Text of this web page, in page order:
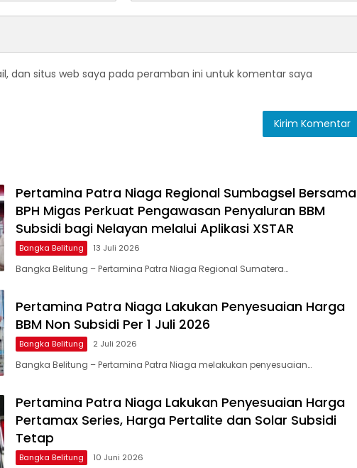
dan situs web saya pada peramban ini untuk komentar saya
Pertamina Patra Niaga Regional Sumbagsel Bersama
BPH Migas Perkuat Pengawasan Penyaluran BBM
Subsidi bagi Nelayan melalui Aplikasi XSTAR
Bangka Belitung 13 Juli 2026
Bangka Belitung – Pertamina Patra Niaga Regional Sumatera…
Pertamina Patra Niaga Lakukan Penyesuaian Harga
BBM Non Subsidi Per 1 Juli 2026
Bangka Belitung 2 Juli 2026
Bangka Belitung – Pertamina Patra Niaga melakukan penyesuaian…
Pertamina Patra Niaga Lakukan Penyesuaian Harga
Pertamax Series, Harga Pertalite dan Solar Subsidi
Tetap
Bangka Belitung 10 Juni 2026